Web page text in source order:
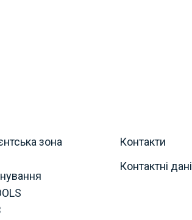
зона
Контакти
Контактні дані